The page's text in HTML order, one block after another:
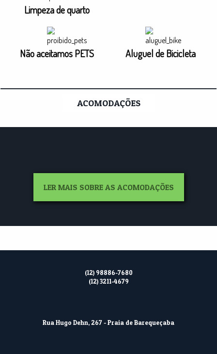
Limpeza de quarto
Não aceitamos PETS Aluguel de Bicicleta
ACOMODAÇÕES
LER MAIS SOBRE AS ACOMODAÇÕES
(12) 98886-7680
(12) 3211-4679
Rua Hugo Dehn, 267 - Praia de Barequeçaba